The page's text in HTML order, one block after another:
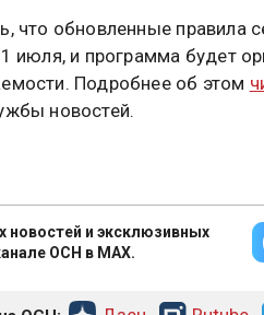
что обновленные правила
июля, и программа будет
Подробнее об этом
новостей.
новостей и эксклюзивных
ОСН в MAX.